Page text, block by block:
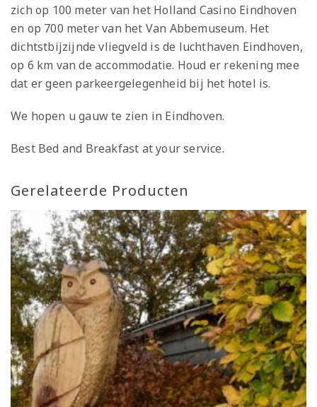
zich op 100 meter van het Holland Casino Eindhoven
en op 700 meter van het Van Abbemuseum. Het
dichtstbijzijnde vliegveld is de luchthaven Eindhoven,
op 6 km van de accommodatie. Houd er rekening mee
dat er geen parkeergelegenheid bij het hotel is.
We hopen u gauw te zien in Eindhoven.
Best Bed and Breakfast at your service.
Gerelateerde Producten